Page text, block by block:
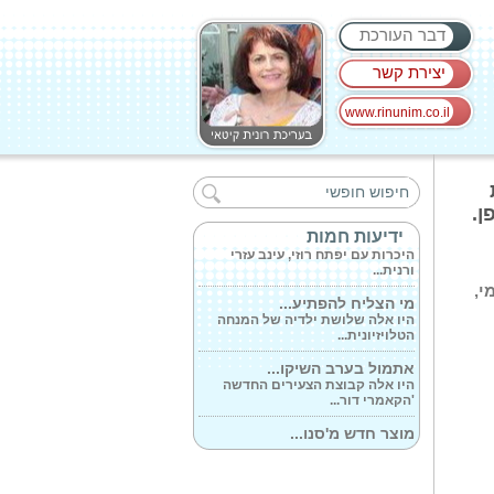
דבר העורכת
יצירת קשר
www.rinunim.co.il
ידיעות חמות
הטכנולוגיה החדשנית מקצרת
משמעותית את...
בשתי זירות...
היכרות עם יפתח רוזי, עינב עזרי
ורנית...
מי הצליח להפתיע...
היו אלה שלושת ילדיה של המנחה
הטלויזיונית...
אתמול בערב השיקו...
היו אלה קבוצת הצעירים החדשה
'הקאמרי דור...
מוצר חדש מ'סנו...
היו זמנים רחוקים שמגבונים לחים